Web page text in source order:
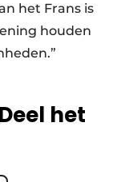
het Frans is
houden
het